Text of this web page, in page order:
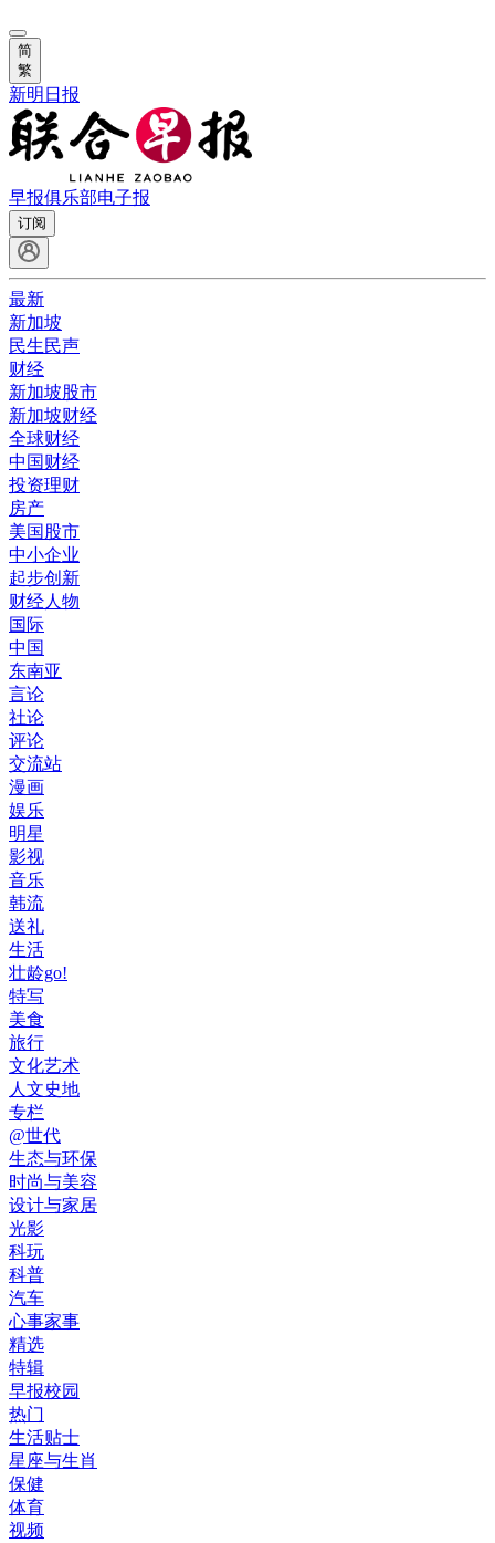
简
繁
新明日报
早报俱乐部电子报
订阅
最新
新加坡
民生民声
财经
新加坡股市
新加坡财经
全球财经
中国财经
投资理财
房产
美国股市
中小企业
起步创新
财经人物
国际
中国
东南亚
言论
社论
评论
交流站
漫画
娱乐
明星
影视
音乐
韩流
送礼
生活
壮龄go!
特写
美食
旅行
文化艺术
人文史地
专栏
@世代
生态与环保
时尚与美容
设计与家居
光影
科玩
科普
汽车
心事家事
精选
特辑
早报校园
热门
生活贴士
星座与生肖
保健
体育
视频